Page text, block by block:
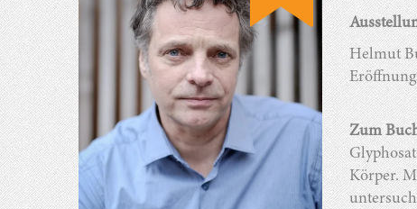
Helmut
Zum
Körper.